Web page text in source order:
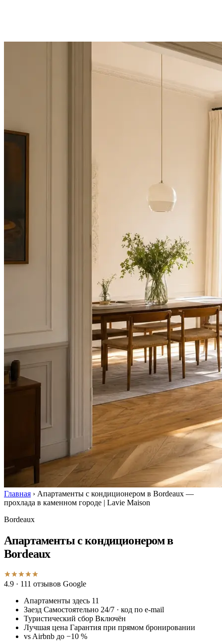
Главная › Апартаменты с кондиционером в Bordeaux —
прохлада в каменном городе | Lavie Maison
Bordeaux
Апартаменты с кондиционером в
Bordeaux
4.9 · 111 отзывов Google
Апартаменты здесь 11
Заезд Самостоятельно 24/7 · код по e-mail
Туристический сбор Включён
Лучшая цена Гарантия при прямом бронировании
vs Airbnb до −10 %